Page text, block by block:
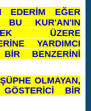
EĞER
BU KUR'AN'IN
ÜZERE
YARDIMCI
BENZERİNİ
OLMAYAN,
BİR